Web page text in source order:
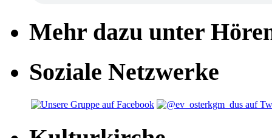
Mehr dazu unter
Soziale Netzwerke